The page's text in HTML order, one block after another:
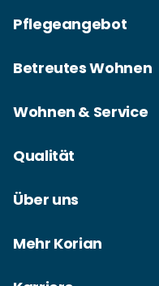
Pflegeangebot
Betreutes Wohnen
Wohnen & Service
Qualität
Über uns
Mehr Korian